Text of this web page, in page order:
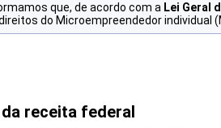
que, de acordo com a Lei Geral
do Microempreendedor individual
receita federal